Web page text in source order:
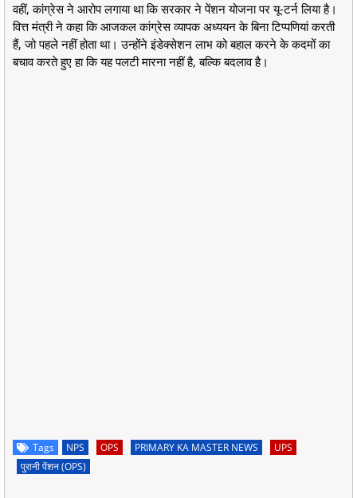
वहीं, कांग्रेस ने आरोप लगाया था कि सरकार ने पेंशन योजना पर यू-टर्न लिया है।
वित्त मंत्री ने कहा कि आजकल कांग्रेस व्यापक अध्ययन के बिना टिप्पणियां करती
हैं, जो पहले नहीं होता था। उन्होंने इंडेक्सेशन लाभ को बहाल करने के कदमों का
बचाव करते हुए हा कि यह पलटी मारना नहीं है, बल्कि बदलाव है।
Tags NPS OPS PRIMARY KA MASTER NEWS
UPS
पुरानी पेंशन (OPS)